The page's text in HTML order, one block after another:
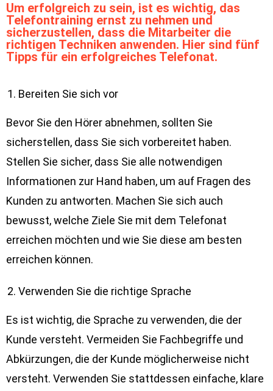
Um erfolgreich zu sein, ist es wichtig, das
Telefontraining ernst zu nehmen und
sicherzustellen, dass die Mitarbeiter die
richtigen Techniken anwenden. Hier sind fünf
Tipps für ein erfolgreiches Telefonat.
Bereiten Sie sich vor
Bevor Sie den Hörer abnehmen, sollten Sie
sicherstellen, dass Sie sich vorbereitet haben.
Stellen Sie sicher, dass Sie alle notwendigen
Informationen zur Hand haben, um auf Fragen des
Kunden zu antworten. Machen Sie sich auch
bewusst, welche Ziele Sie mit dem Telefonat
erreichen möchten und wie Sie diese am besten
erreichen können.
Verwenden Sie die richtige Sprache
Es ist wichtig, die Sprache zu verwenden, die der
Kunde versteht. Vermeiden Sie Fachbegriffe und
Abkürzungen, die der Kunde möglicherweise nicht
versteht. Verwenden Sie stattdessen einfache, klare